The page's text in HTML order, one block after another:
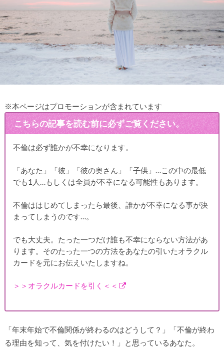
※本ページはプロモーションが含まれています
こちらの記事を読む前に必ずご覧ください。
不倫は必ず誰かが不幸になります。
「あなた」「彼」「彼の奥さん」「子供」…この中の最低
でも1人…もしくは全員が不幸になる可能性もあります。
不倫ははじめてしまったら最後、誰かが不幸になる事が決
まってしまうのです…。
でも大丈夫。たった一つだけ誰も不幸にならない方法があ
ります。そのたった一つの方法をあなたの引いたオラクル
カードを元にお伝えいたしますね。
＞＞オラクルカードを引く＜＜
「年末年始で不倫関係が終わるのはどうして？」「不倫が終わ
る理由を知って、気を付けたい！」と思っているあなた。